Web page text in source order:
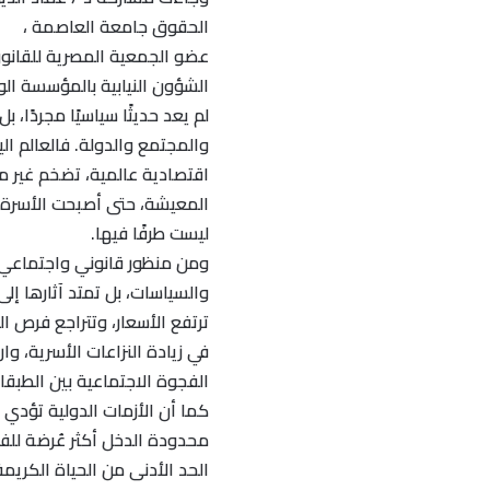
الحقوق جامعة العاصمة ،
عضو الجمعية المصرية
الشؤون النيابية بالمؤسسة
لم يعد حديثًا سياسيًا مجردًا،
والمجتمع والدولة. فالعالم
اقتصادية عالمية، تضخم
المعيشة، حتى أصبحت
ليست طرفًا فيها.
ومن منظور قانوني
والسياسات، بل تمتد آثارها
ترتفع الأسعار، وتتراجع
في زيادة النزاعات الأسرية،
الفجوة الاجتماعية بين
كما أن الأزمات الدولية
محدودة الدخل أكثر عُرضة
الحد الأدنى من الحياة